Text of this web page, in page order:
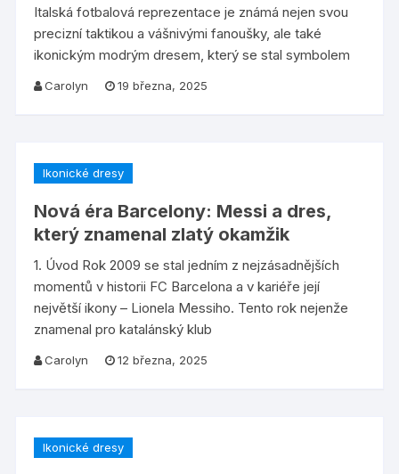
Italská fotbalová reprezentace je známá nejen svou
precizní taktikou a vášnivými fanoušky, ale také
ikonickým modrým dresem, který se stal symbolem
Carolyn 19 března, 2025
Ikonické dresy
Nová éra Barcelony: Messi a dres,
který znamenal zlatý okamžik
1. Úvod Rok 2009 se stal jedním z nejzásadnějších
momentů v historii FC Barcelona a v kariéře její
největší ikony – Lionela Messiho. Tento rok nejenže
znamenal pro katalánský klub
Carolyn 12 března, 2025
Ikonické dresy